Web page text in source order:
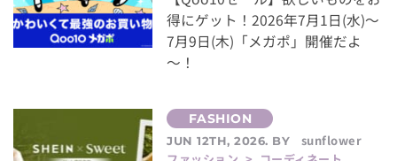
得にゲット！2026年7月1日(水)～
7月9日(木)「メガポ」開催だよ
～！
JUN 12TH, 2026. BY
sunflower